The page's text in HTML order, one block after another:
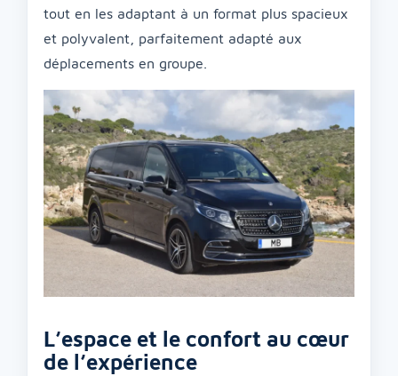
tout en les adaptant à un format plus spacieux
et polyvalent, parfaitement adapté aux
déplacements en groupe.
L’espace et le confort au cœur
de l’expérience